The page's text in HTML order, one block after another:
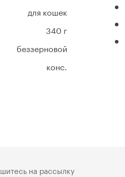
для кошек
340 г
беззерновой
конс.
на рассылку